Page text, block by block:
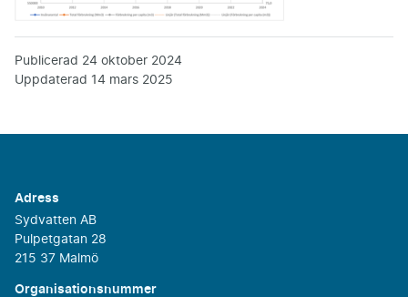
Publicerad 24 oktober 2024
Uppdaterad 14 mars 2025
Adress
Sydvatten AB
Pulpetgatan 28
215 37 Malmö
Organisationsnummer